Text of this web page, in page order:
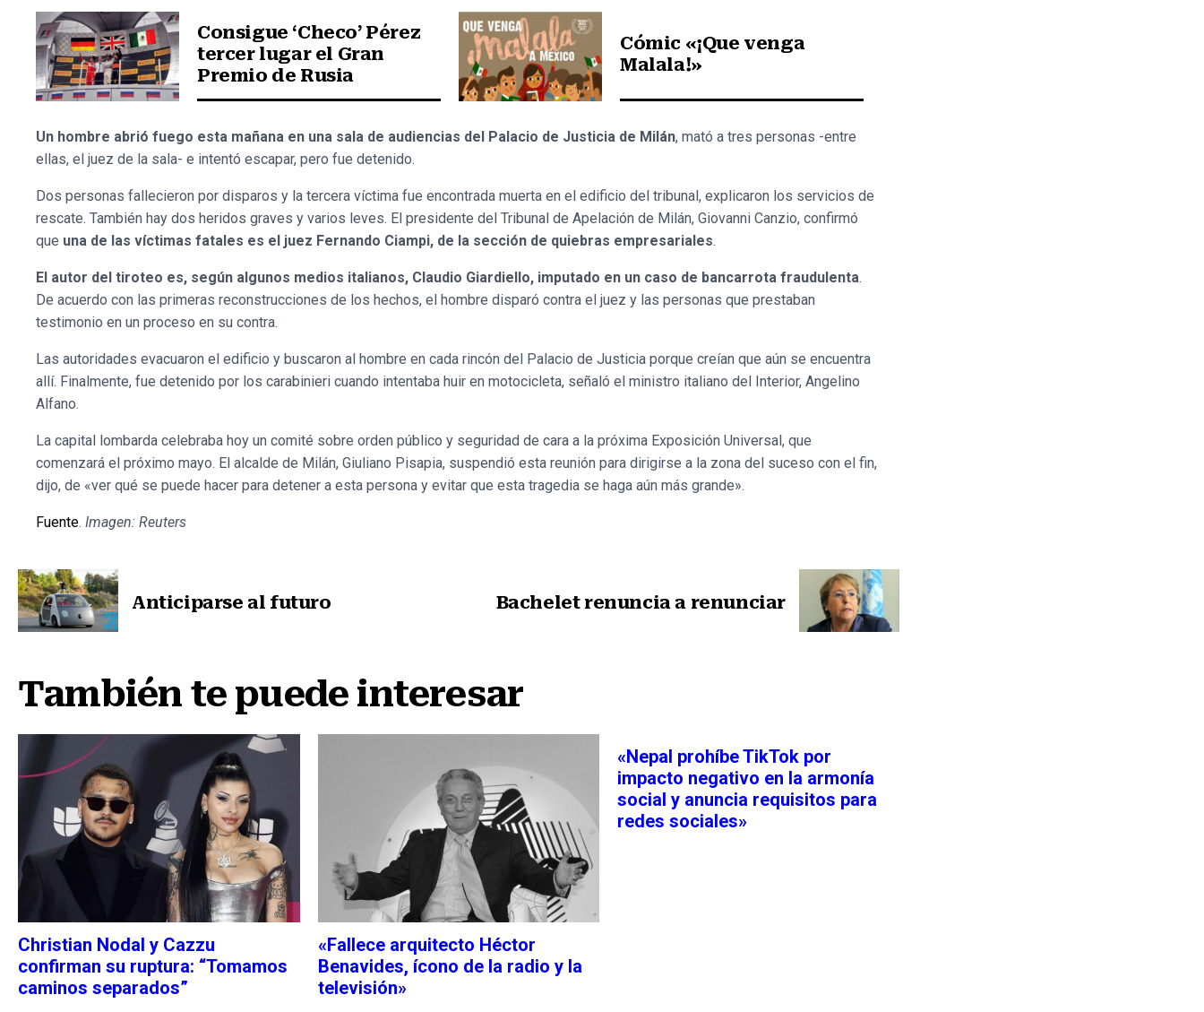
Consigue ‘Checo’ Pérez
tercer lugar el Gran
Premio de Rusia
Cómic «¡Que venga
Malala!»
Un hombre abrió fuego esta mañana en una sala de audiencias del Palacio de Justicia de Milán, mató a tres personas -entre
ellas, el juez de la sala- e intentó escapar, pero fue detenido.
Dos personas fallecieron por disparos y la tercera víctima fue encontrada muerta en el edificio del tribunal, explicaron los servicios de
rescate. También hay dos heridos graves y varios leves. El presidente del Tribunal de Apelación de Milán, Giovanni Canzio, confirmó
que una de las víctimas fatales es el juez Fernando Ciampi, de la sección de quiebras empresariales.
El autor del tiroteo es, según algunos medios italianos, Claudio Giardiello, imputado en un caso de bancarrota fraudulenta.
De acuerdo con las primeras reconstrucciones de los hechos, el hombre disparó contra el juez y las personas que prestaban
testimonio en un proceso en su contra.
Las autoridades evacuaron el edificio y buscaron al hombre en cada rincón del Palacio de Justicia porque creían que aún se encuentra
allí. Finalmente, fue detenido por los carabinieri cuando intentaba huir en motocicleta, señaló el ministro italiano del Interior, Angelino
Alfano.
La capital lombarda celebraba hoy un comité sobre orden público y seguridad de cara a la próxima Exposición Universal, que
comenzará el próximo mayo. El alcalde de Milán, Giuliano Pisapia, suspendió esta reunión para dirigirse a la zona del suceso con el fin,
dijo, de «ver qué se puede hacer para detener a esta persona y evitar que esta tragedia se haga aún más grande».
Fuente. Imagen: Reuters
Anticiparse al futuro Bachelet renuncia a renunciar
También te puede interesar
Christian Nodal y Cazzu
confirman su ruptura: “Tomamos
caminos separados”
«Fallece arquitecto Héctor
Benavides, ícono de la radio y la
televisión»
«Nepal prohíbe TikTok por
impacto negativo en la armonía
social y anuncia requisitos para
redes sociales»